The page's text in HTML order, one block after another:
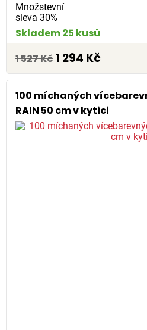
Množstevní
sleva 30%
Skladem 25 kusů
1 527 Kč 1 294 Kč
100 míchaných
RAIN 50 cm v kytici